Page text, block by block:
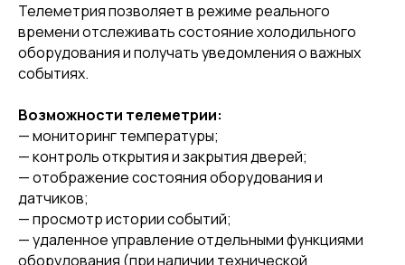
Телеметрия позволяет в режиме реального
времени отслеживать состояние холодильного
оборудования и получать уведомления о важных
событиях.
Возможности телеметрии:
— мониторинг температуры;
— контроль открытия и закрытия дверей;
— отображение состояния оборудования и
датчиков;
— просмотр истории событий;
— удаленное управление отдельными функциями
оборудования (при наличии технической